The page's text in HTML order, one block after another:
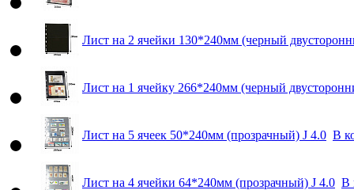
Лист на 2 ячейки 130*240мм (черный
Лист на 1 ячейку 266*240мм (черный
Лист на 5 ячеек 50*240мм (прозрачный) J 4.0 В
Лист на 4 ячейки 64*240мм (прозрачный) J 4.0 В